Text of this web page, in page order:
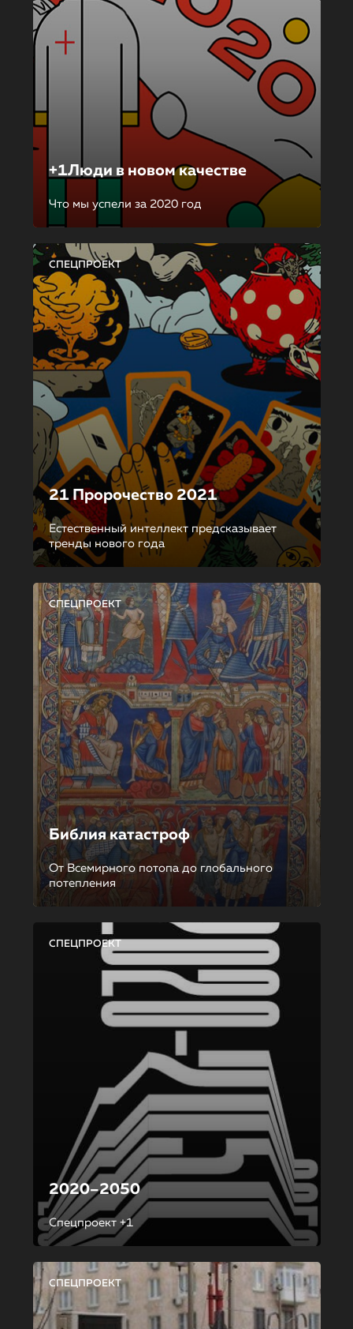
+1Люди в новом качестве
Что мы успели за 2020 год
СПЕЦПРОЕКТ
21 Пророчество 2021
Естественный интеллект предсказывает
тренды нового года
СПЕЦПРОЕКТ
Библия катастроф
От Всемирного потопа до глобального
потепления
СПЕЦПРОЕКТ
2020–2050
Спецпроект +1
СПЕЦПРОЕКТ